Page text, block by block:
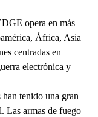
opera en más
África, Asia
centradas en
electrónica y
han tenido una gran
Las armas de fuego